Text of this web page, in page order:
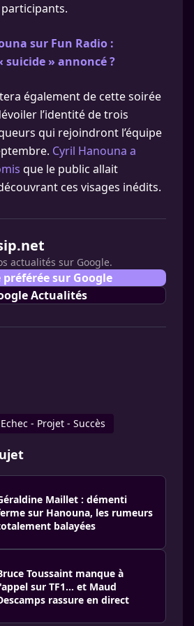
participants.
sur Fun Radio :
suicide » annoncé ?
également de cette soirée
l’identité de trois
qui rejoindront l’équipe
Cyril Hanouna a
que le public allait
ces visages inédits.
actualités sur Google.
préférée sur Google
Actualités
Echec - Projet - Succès
Maillet : démenti
sur Hanouna, les rumeurs
balayées
Toussaint manque à
sur TF1… et Maud
rassure en direct